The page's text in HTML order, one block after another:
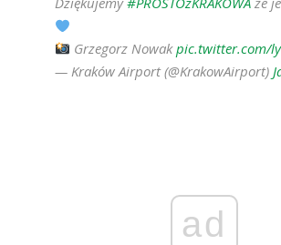
Grzegorz Nowakpic.twitter.com/
— Kraków Airport (@KrakowAirport)
ad